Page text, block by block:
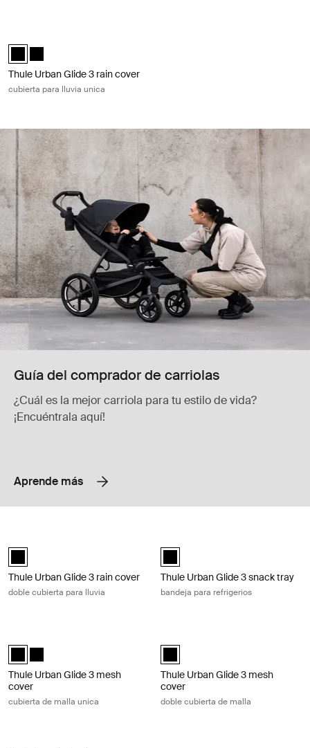
Thule Urban Glide 3 rain cover Negro (selected)
Thule Urban Glide 3 rain cover Negro
Thule Urban Glide 3 rain cover
cubierta para lluvia unica
Guía del comprador de carriolas
¿Cuál es la mejor carriola para tu estilo de vida?
¡Encuéntrala aquí!
Aprende más
Thule Urban Glide 3 rain cover Negro (selected)
Thule Urban Glide 3 rain cover
doble cubierta para lluvia
Thule Urban Glide 3 snack tray
Thule Urban Glide 3 snack tray
bandeja para refrigerios
Thule Urban Glide 3 mesh cover Negro (selected)
Thule Urban Glide 3 mesh cover Negro
Thule Urban Glide 3 mesh
cover
cubierta de malla unica
Thule Urban Glide 3 mesh cover
Thule Urban Glide 3 mesh
cover
doble cubierta de malla